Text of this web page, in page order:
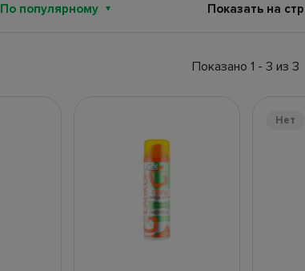
По популярному Показать на
Показано 1 - 3 из 3
Нет